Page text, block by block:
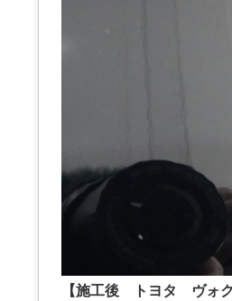
【施工後 トヨタ ヴォ